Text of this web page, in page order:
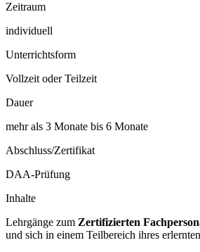
Zeitraum
individuell
Unterrichtsform
Vollzeit oder Teilzeit
Dauer
mehr als 3 Monate bis 6 Monate
Abschluss/Zertifikat
DAA-Prüfung
Inhalte
Lehrgänge zum Zertifizierten
und sich in einem Teilbereich ihres